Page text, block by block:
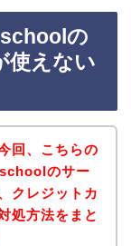
の
使えない
回、こちらの
のサー
クレジットカ
処方法をまと